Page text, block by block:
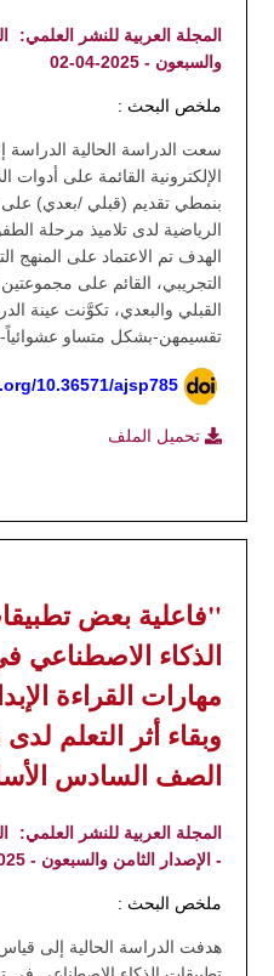
المجلة العربية للنشر العلمي:
والسبعون - 2025-04-02
ملخص البحث :
سعت الدراسة الحالية الدراسة
الإلكترونية القائمة على أدوات
بنمطي تقديم (قبلي /بعدي)
الرياضية لدى تلاميذ مرحلة
الهدف تم الاعتماد على المنهج
التجريبي، القائم على
تقسيمهن-بشكل متساو
10.36571/ajsp785
تحميل الملف
"فاعلية بعض
الذكاء الاصطناعي
مهارات القراءة
وبقاء أثر التعلم
الصف السادس
المجلة العربية للنشر العلمي:
- الإصدار الثامن والسبعون - 2025-04-02
ملخص البحث :
هدفت الدراسة الحالية إلى